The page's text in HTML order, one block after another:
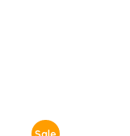
Sale